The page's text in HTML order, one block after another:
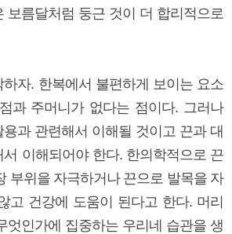
보름달처럼 둥근 것이 더 합리적으로
자. 한복에서 불편하게 보이는 요소
과 주머니가 없다는 점이다. 그러나
과 관련해서 이해될 것이고 끈과 대
이해되어야 한다. 한의학적으로 끈
부위을 자극하거나 끈으로 발목을 자
고 건강에 도움이 된다고 한다. 머리
엇인가에 집중하는 우리네 습관을 생